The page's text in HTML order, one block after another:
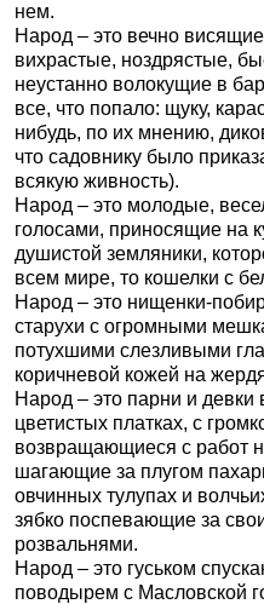
нем.
Народ – это вечно
вихрастые, ноздрястые,
неустанно волокущие в
все, что попало: щуку,
нибудь, по их мнению,
что садовнику было
всякую живность).
Народ – это молодые,
голосами, приносящие на
душистой земляники,
всем мире, то кошелки с
Народ – это нищенки-
старухи с огромными
потухшими слезливыми
коричневой кожей на
Народ – это парни и девки
цветистых платках, с
возвращающиеся с работ
шагающие за плугом
овчинных тулупах и
зябко поспевающие за
розвальнями.
Народ – это гуськом
поводырем с Масловской